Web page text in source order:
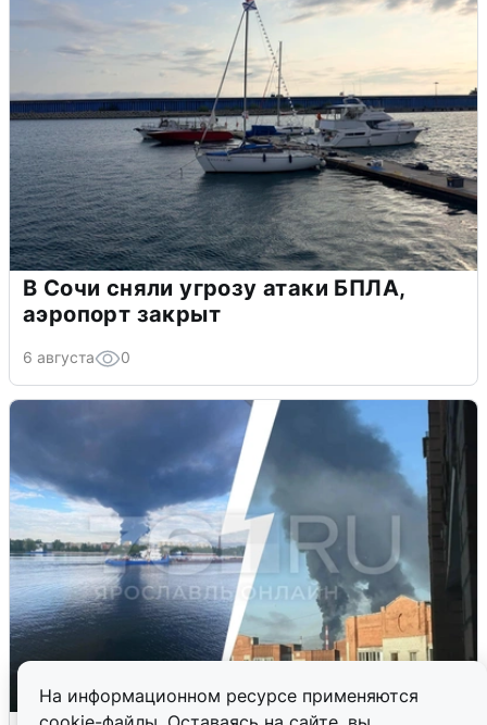
На информационном ресурсе применяются
В Сочи сняли угрозу атаки БПЛА,
аэропорт закрыт
6 августа 0